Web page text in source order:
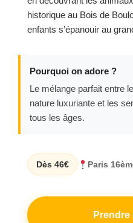
historique au Bois de
enfants s’épanouir au
Pourquoi on adore ?
Le mélange parfait entre
nature luxuriante et les
tous les âges.
Dès 46€ Paris